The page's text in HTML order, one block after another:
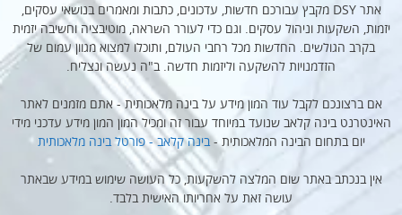
אתר DSY מקבץ עבורכם חדשות, עדכונים, כתבות ומאמרים בנושאי עסקים,
יזמות, השקעות וניהול עסקים. וגם כדי לעורר השראה, מוטיבציה וחשיבה יזמית
בקרב הגולשים. החדשות מכל רחבי העולם, ותוכלו למצוא מגוון עמום של
הזדמנויות להשקעה וליזמות חדשה. ב"ה נעשה ונצליח.
אם ברצונכם לקבל עוד המון מידע על בינה מלאכותית - אתם מזמנים לאתר
האינטרנט בינה קלאב שנועד במיוחד עבור זה ומכיל המון המון מידע עדכני מידי
יום בתחום הבינה המלאכותית -בינה קלאב - פורטל בינה מלאכותית
אין בנכתב באתר שום המלצה להשקעות, כל העושה שימוש במידע שבאתר
עושה זאת על אחריותו האישית בלבד.